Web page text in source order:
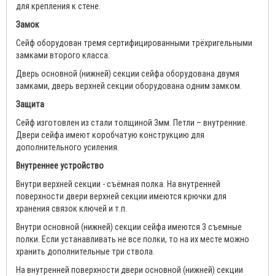
для крепления к стене.
Замок
Сейф оборудован тремя сертифицированными трёхригельными
замками второго класса.
Дверь основной (нижней) секции сейфа оборудована двумя
замками, дверь верхней секции оборудована одним замком.
Защита
Сейф изготовлен из стали толщиной 3мм. Петли – внутренние.
Двери сейфа имеют коробчатую конструкцию для
дополнительного усиления.
Внутреннее устройство
Внутри верхней секции - съёмная полка. На внутренней
поверхности двери верхней секции имеются крючки для
хранения связок ключей и т.п.
Внутри основной (нижней) секции сейфа имеются 3 съемные
полки. Если устанавливать не все полки, то на их месте можно
хранить дополнительные три ствола.
На внутренней поверхности двери основной (нижней) секции